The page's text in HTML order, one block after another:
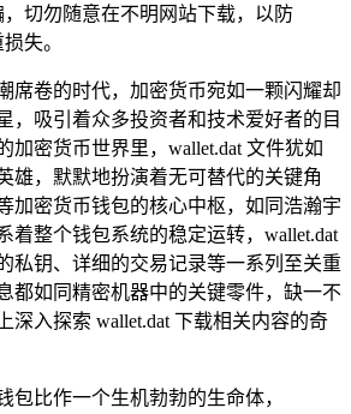
切勿随意在不明网站下载，以防
失。
席卷的时代，加密货币宛如一颗闪耀却
，吸引着众多投资者和技术爱好者的目
加密货币世界里，wallet.dat 文件犹如
雄，默默地扮演着无可替代的关键角
加密货币钱包的核心中枢，如同浩瀚宇
着整个钱包系统的稳定运转，wallet.dat
私钥、详细的交易记录等一系列至关重
都如同精密机器中的关键零件，缺一不
深入探索 wallet.dat 下载相关内容的奇
包比作一个生机勃勃的生命体，